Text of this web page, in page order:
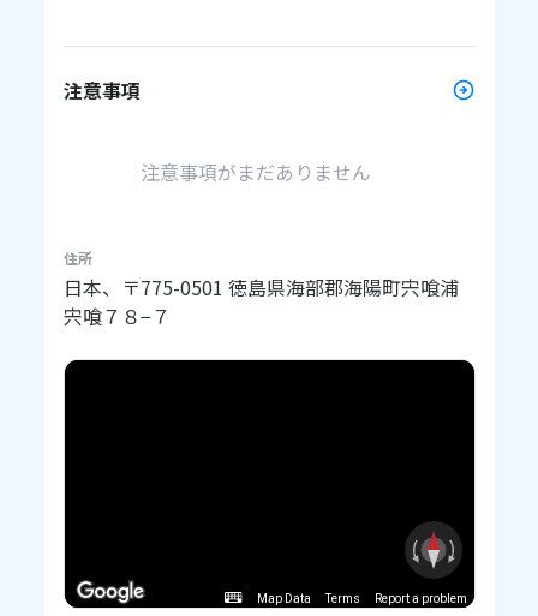
注意事項
注意事項がまだありません
住所
日本、〒775-0501 徳島県海部郡海陽町宍喰浦
宍喰７８−７
Map Data Terms Report a problem